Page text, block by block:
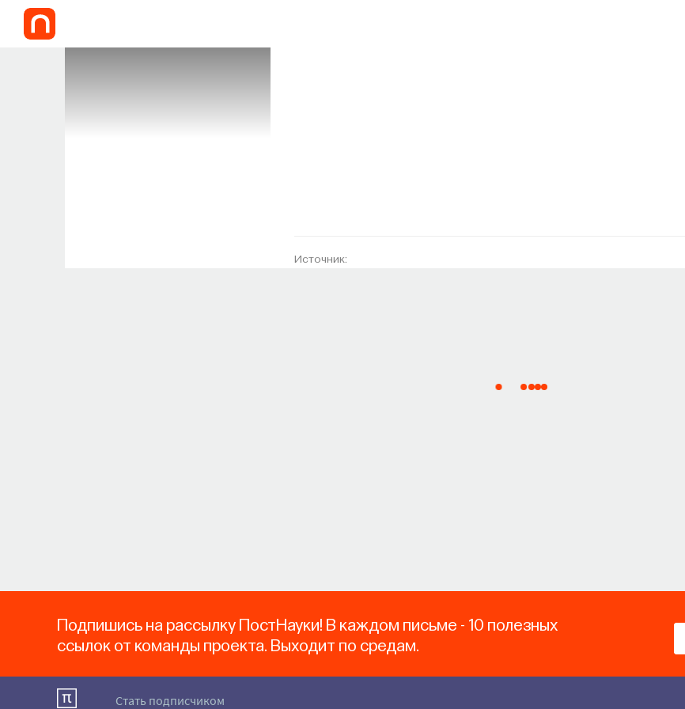
Источник:
Подпишись на рассылку ПостНауки! В каждом письме - 10 полезных
ссылок от команды проекта. Выходит по средам.
Стать подписчиком